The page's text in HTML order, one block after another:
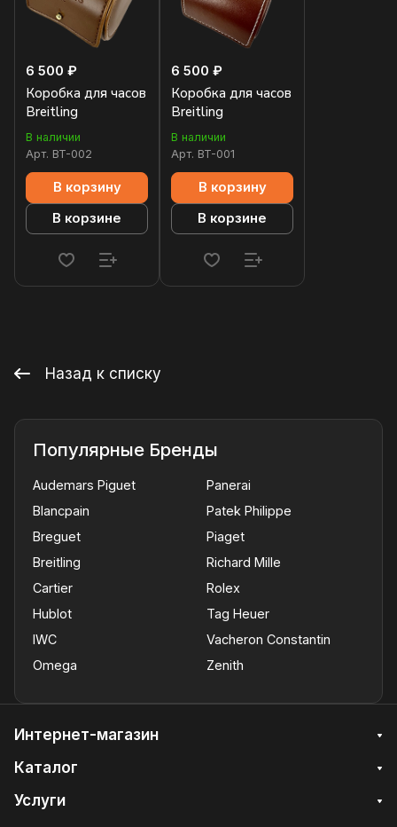
6 500 ₽
Коробка для часов
Breitling
В наличии
Арт. BT-002
В корзину
В корзине
6 500 ₽
Коробка для часов
Breitling
В наличии
Арт. BT-001
В корзину
В корзине
Назад к списку
Популярные Бренды
Audemars Piguet
Blancpain
Breguet
Breitling
Cartier
Hublot
IWC
Omega
Panerai
Patek Philippe
Piaget
Richard Mille
Rolex
Tag Heuer
Vacheron Constantin
Zenith
Интернет-магазин
Каталог
Услуги